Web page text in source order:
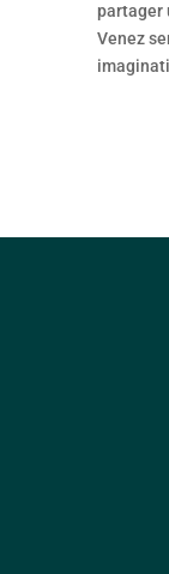
partager
Venez